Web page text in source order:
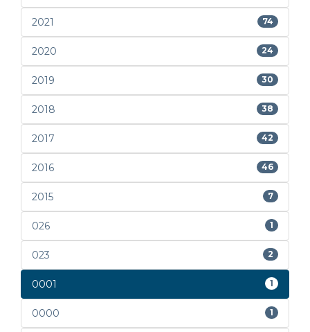
2021 74
2020 24
2019 30
2018 38
2017 42
2016 46
2015 7
026 1
023 2
0001 1
0000 1